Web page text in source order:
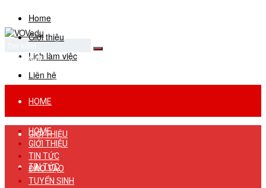
Home
Giới thiệu
Lịch làm việc
Liên hệ
No Result
View All Result
HOME
GIỚI THIỆU
TIN TỨC
HOME
GIỚI THIỆU
TIN TỨC
ĐÀO TẠO
TUYỂN SINH